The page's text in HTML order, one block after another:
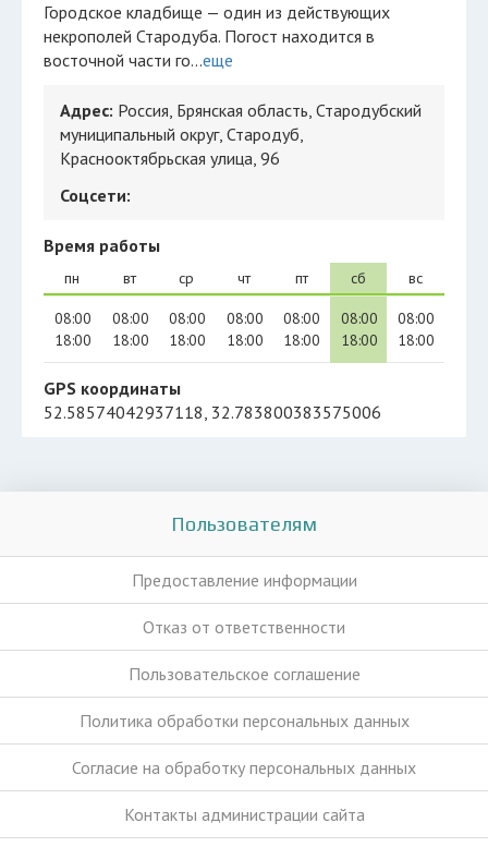
Городское кладбище — один из действующих
некрополей Стародуба. Погост находится в
восточной части го...еще
Адрес: Россия, Брянская область, Стародубский
муниципальный округ, Стародуб,
Краснооктябрьская улица, 96
Соцсети:
Время работы
пн
08:00
18:00
вт
08:00
18:00
ср
08:00
18:00
чт
08:00
18:00
пт
08:00
18:00
сб
08:00
18:00
вс
08:00
18:00
GPS координаты
52.58574042937118, 32.783800383575006
Пользователям
Предоставление информации
Отказ от ответственности
Пользовательское соглашение
Политика обработки персональных данных
Согласие на обработку персональных данных
Контакты администрации сайта